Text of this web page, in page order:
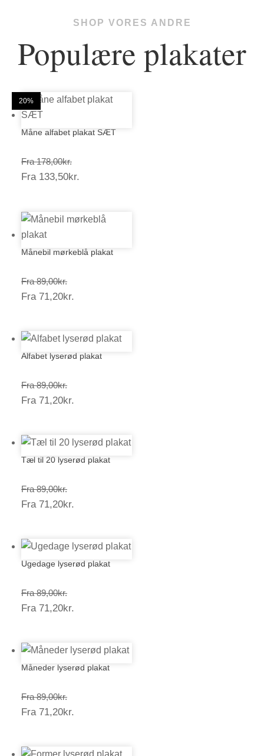
SHOP VORES ANDRE
Populære plakater
25%
Måne alfabet plakat SÆT
Fra 178,00kr.Prisinterval:
178,00kr.
Fra 133,50kr.
20%
Månebil mørkeblå plakat
Fra 89,00kr.Prisinterval:
89,00kr.
Fra 71,20kr.
20%
Alfabet lyserød plakat
Fra 89,00kr.Prisinterval:
89,00kr.
Fra 71,20kr.
20%
Tæl til 20 lyserød plakat
Fra 89,00kr.Prisinterval:
89,00kr.
Fra 71,20kr.
20%
Ugedage lyserød plakat
Fra 89,00kr.Prisinterval:
89,00kr.
Fra 71,20kr.
20%
Måneder lyserød plakat
Fra 89,00kr.Prisinterval:
89,00kr.
Fra 71,20kr.
20%
20%
20%
20%
20%
20%